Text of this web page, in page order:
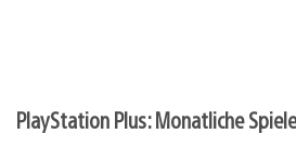
PlayStation Plus: Monatliche